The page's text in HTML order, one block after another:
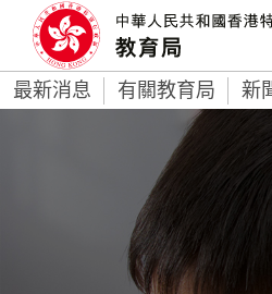
最新消息 有關教育局 新